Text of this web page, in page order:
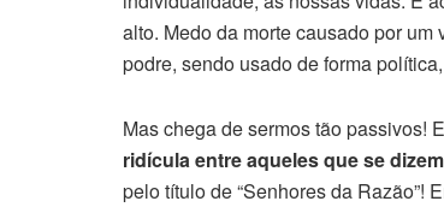
alto. Medo da morte causado por
podre, sendo usado de forma
Mas chega de sermos tão passivos!
ridícula entre aqueles que se
pelo título de “Senhores da Razão”!